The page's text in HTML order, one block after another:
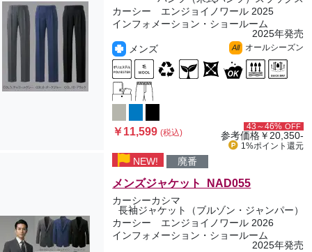
カーシー エンジョイノワール 2025
インフォメーション・ショールーム
2025年発売
メンズ
All オールシーズン
￥11,599(税込)
43～46% OFF
参考価格￥20,350-
1%ポイント 還元
NEW! 廃番
メンズジャケット NAD055
カーシーカシマ
長袖ジャケット（ブルゾン・ジャンパー）
カーシー エンジョイノワール 2026
インフォメーション・ショールーム
2025年発売